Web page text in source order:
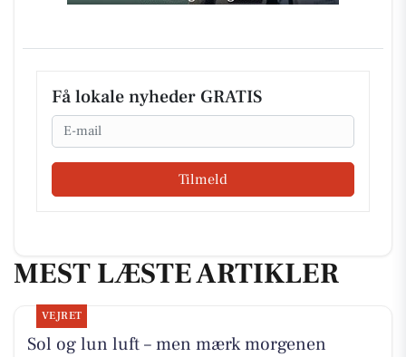
Få lokale nyheder GRATIS
Email
Tilmeld
MEST LÆSTE ARTIKLER
VEJRET
Sol og lun luft – men mærk morgenen